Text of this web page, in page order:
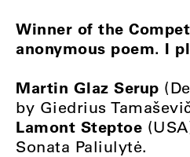
Winner of the
anonymous poem. I
Martin Glaz Serup
by Giedrius
Lamont Steptoe
Sonata Paliulytė.